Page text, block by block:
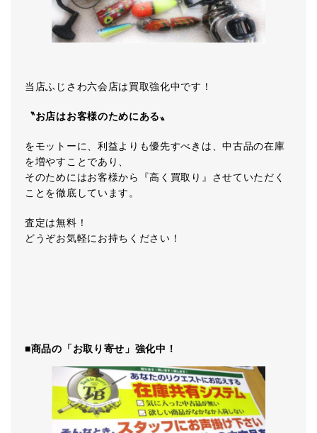
当店ふじさわ六会店は買取強化中です！
〝お店はお客様のためにある〟
をモットーに、利益よりも優先すべきは、中古品の在庫
を増やすことであり、
そのためにはお客様から『高く買取り』させていただく
ことを徹底しています。
査定は無料！
どうぞお気軽にお持ちください！
■商品の「お取り寄せ」強化中！